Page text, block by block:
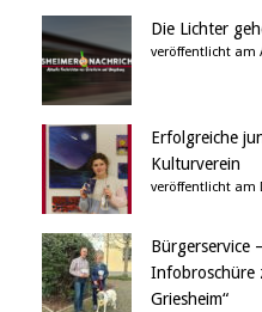
Die Lichter
veröffentlicht am
Erfolgreiche
Kulturverein
veröffentlicht am
Bürgerservice
Infobroschüre
Griesheim“